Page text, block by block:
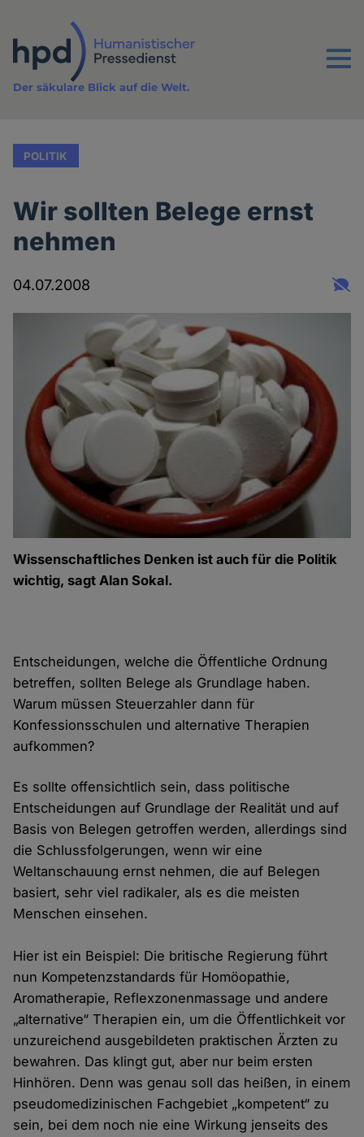
Inhalt
Menu
Der säkulare Blick auf die Welt.
POLITIK
Wir sollten Belege ernst
nehmen
04.07.2008
Wissenschaftliches Denken ist auch für die Politik
wichtig, sagt Alan Sokal.
Entscheidungen, welche die Öffentliche Ordnung
betreffen, sollten Belege als Grundlage haben.
Warum müssen Steuerzahler dann für
Konfessionsschulen und alternative Therapien
aufkommen?
Es sollte offensichtlich sein, dass politische
Entscheidungen auf Grundlage der Realität und auf
Basis von Belegen getroffen werden, allerdings sind
die Schlussfolgerungen, wenn wir eine
Weltanschauung ernst nehmen, die auf Belegen
basiert, sehr viel radikaler, als es die meisten
Menschen einsehen.
Hier ist ein Beispiel: Die britische Regierung führt
nun Kompetenzstandards für Homöopathie,
Aromatherapie, Reflexzonenmassage und andere
„alternative“ Therapien ein, um die Öffentlichkeit vor
unzureichend ausgebildeten praktischen Ärzten zu
bewahren. Das klingt gut, aber nur beim ersten
Hinhören. Denn was genau soll das heißen, in einem
pseudomedizinischen Fachgebiet „kompetent“ zu
sein, bei dem noch nie eine Wirkung jenseits des